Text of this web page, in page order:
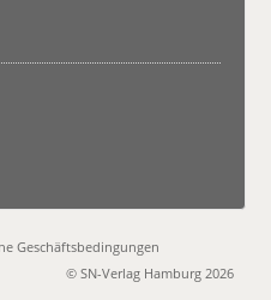
Geschäftsbedingungen
© SN-Verlag Hamburg 2026